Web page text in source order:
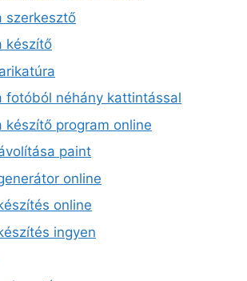
szerkesztő
készítő
fotóból néhány kattintással
készítő program online
paint
online
online
ingyen